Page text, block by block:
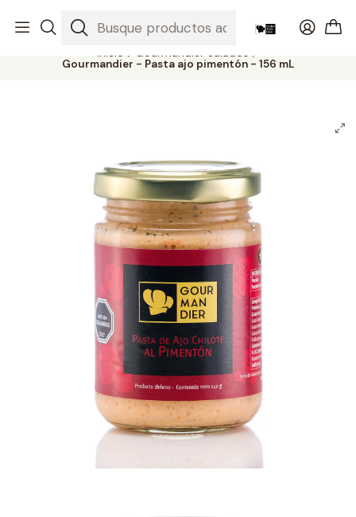
Productos gourmet del sur a todo Chile
Inicio
Gourmandier Salados
Gourmandier - Pasta ajo pimentón - 156 mL